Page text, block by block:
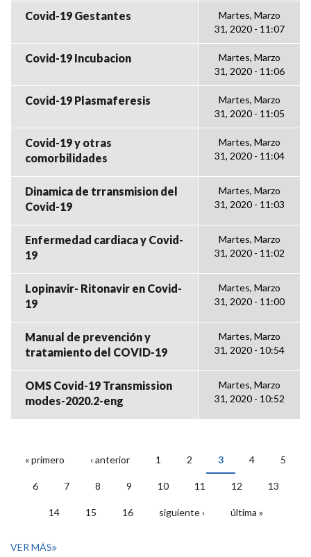
Covid-19 Gestantes
Martes, Marzo
31, 2020 - 11:07
Covid-19 Incubacion
Martes, Marzo
31, 2020 - 11:06
Covid-19 Plasmaferesis
Martes, Marzo
31, 2020 - 11:05
Covid-19 y otras
comorbilidades
Martes, Marzo
31, 2020 - 11:04
Dinamica de trransmision del
Covid-19
Martes, Marzo
31, 2020 - 11:03
Enfermedad cardiaca y Covid-
19
Martes, Marzo
31, 2020 - 11:02
Lopinavir- Ritonavir en Covid-
19
Martes, Marzo
31, 2020 - 11:00
Manual de prevención y
tratamiento del COVID-19
Martes, Marzo
31, 2020 - 10:54
OMS Covid-19 Transmission
modes-2020.2-eng
Martes, Marzo
31, 2020 - 10:52
PÁGINAS
« primero ‹ anterior 1 2 3 4 5
6 7 8 9 10 11 12 13
14 15 16 siguiente › última »
VER MÁS